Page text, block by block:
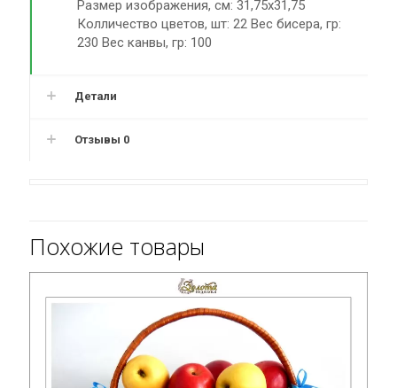
Размер изображения, см: 31,75х31,75
Колличество цветов, шт: 22 Вес бисера, гр:
230 Вес канвы, гр: 100
Детали
Отзывы 0
Похожие товары